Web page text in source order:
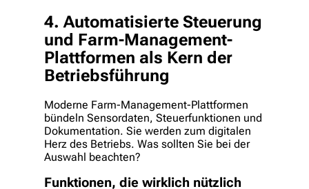
4. Automatisierte Steuerung
und Farm-Management-
Plattformen als Kern der
Betriebsführung
Moderne Farm-Management-Plattformen
bündeln Sensordaten, Steuerfunktionen und
Dokumentation. Sie werden zum digitalen
Herz des Betriebs. Was sollten Sie bei der
Auswahl beachten?
Funktionen, die wirklich nützlich